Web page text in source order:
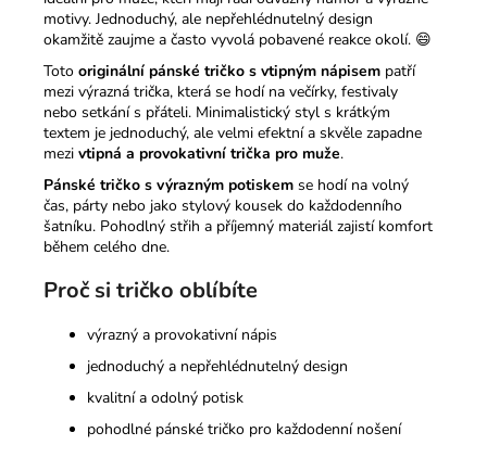
motivy. Jednoduchý, ale nepřehlédnutelný design
okamžitě zaujme a často vyvolá pobavené reakce okolí. 😄
Toto originální pánské tričko s vtipným nápisem patří
mezi výrazná trička, která se hodí na večírky, festivaly
nebo setkání s přáteli. Minimalistický styl s krátkým
textem je jednoduchý, ale velmi efektní a skvěle zapadne
mezi vtipná a provokativní trička pro muže.
Pánské tričko s výrazným potiskem se hodí na volný
čas, párty nebo jako stylový kousek do každodenního
šatníku. Pohodlný střih a příjemný materiál zajistí komfort
během celého dne.
Proč si tričko oblíbíte
výrazný a provokativní nápis
jednoduchý a nepřehlédnutelný design
kvalitní a odolný potisk
pohodlné pánské tričko pro každodenní nošení